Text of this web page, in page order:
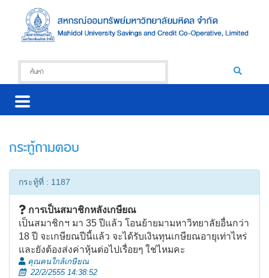
กระทู้ถามตอบ
กระทู้ที่ : 1187
การเป็นสมาชิกหลังเกษียณ
เป็นสมาชิกฯ มา 35 ปีแล้ว โอนย้ายมามหาวิทยาลัยอื่นกว่า
18 ปี จะเกษียณปีนี้แล้ว จะได้รับเงินทุนเกษียณอายุเท่าไหร่
และยังต้องส่งค่าหุ้นต่อไปเรื่อยๆ ใช่ไหมคะ
คุณคนใกล้เกษียณ
22/2/2555 14:38:52